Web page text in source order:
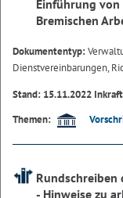
Einführung
Bremischen
Dokumententyp:
Dienstvereinbarungen,
Stand: 15.11.2022
Themen:
Rundschreiben
- Hinweise zu